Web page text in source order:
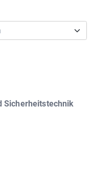
Sicherheitstechnik